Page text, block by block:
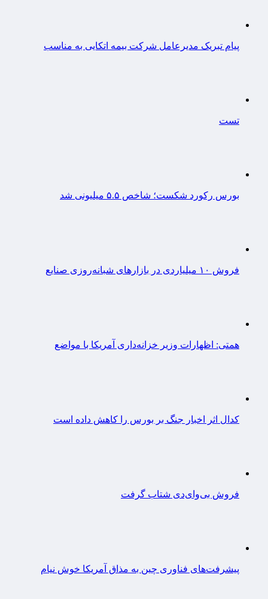
پیام تبریک مدیرعامل شرکت بیمه اتکایی به مناسب
تست
بورس رکورد شکست؛ شاخص ۵.۵ میلیونی شد
فروش ۱۰ میلیاردی در بازارهای شبانه‌روزی صنایع
همتی: اظهارات وزیر خزانه‌داری آمریکا با مواضع
کدال اثر اخبار جنگ بر بورس را کاهش داده است
فروش بی‌وای‌دی شتاب گرفت
پیشرفت‌های فناوری چین به مذاق آمریکا خوش نیام